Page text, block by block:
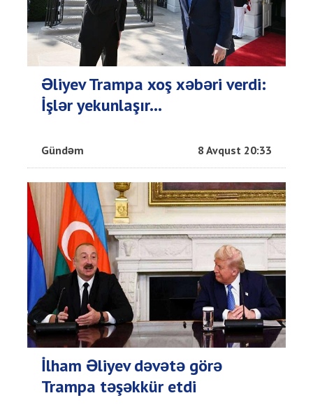
Əliyev Trampa xoş xəbəri verdi:
İşlər yekunlaşır...
Gündəm 8 Avqust 20:33
İlham Əliyev dəvətə görə
Trampa təşəkkür etdi